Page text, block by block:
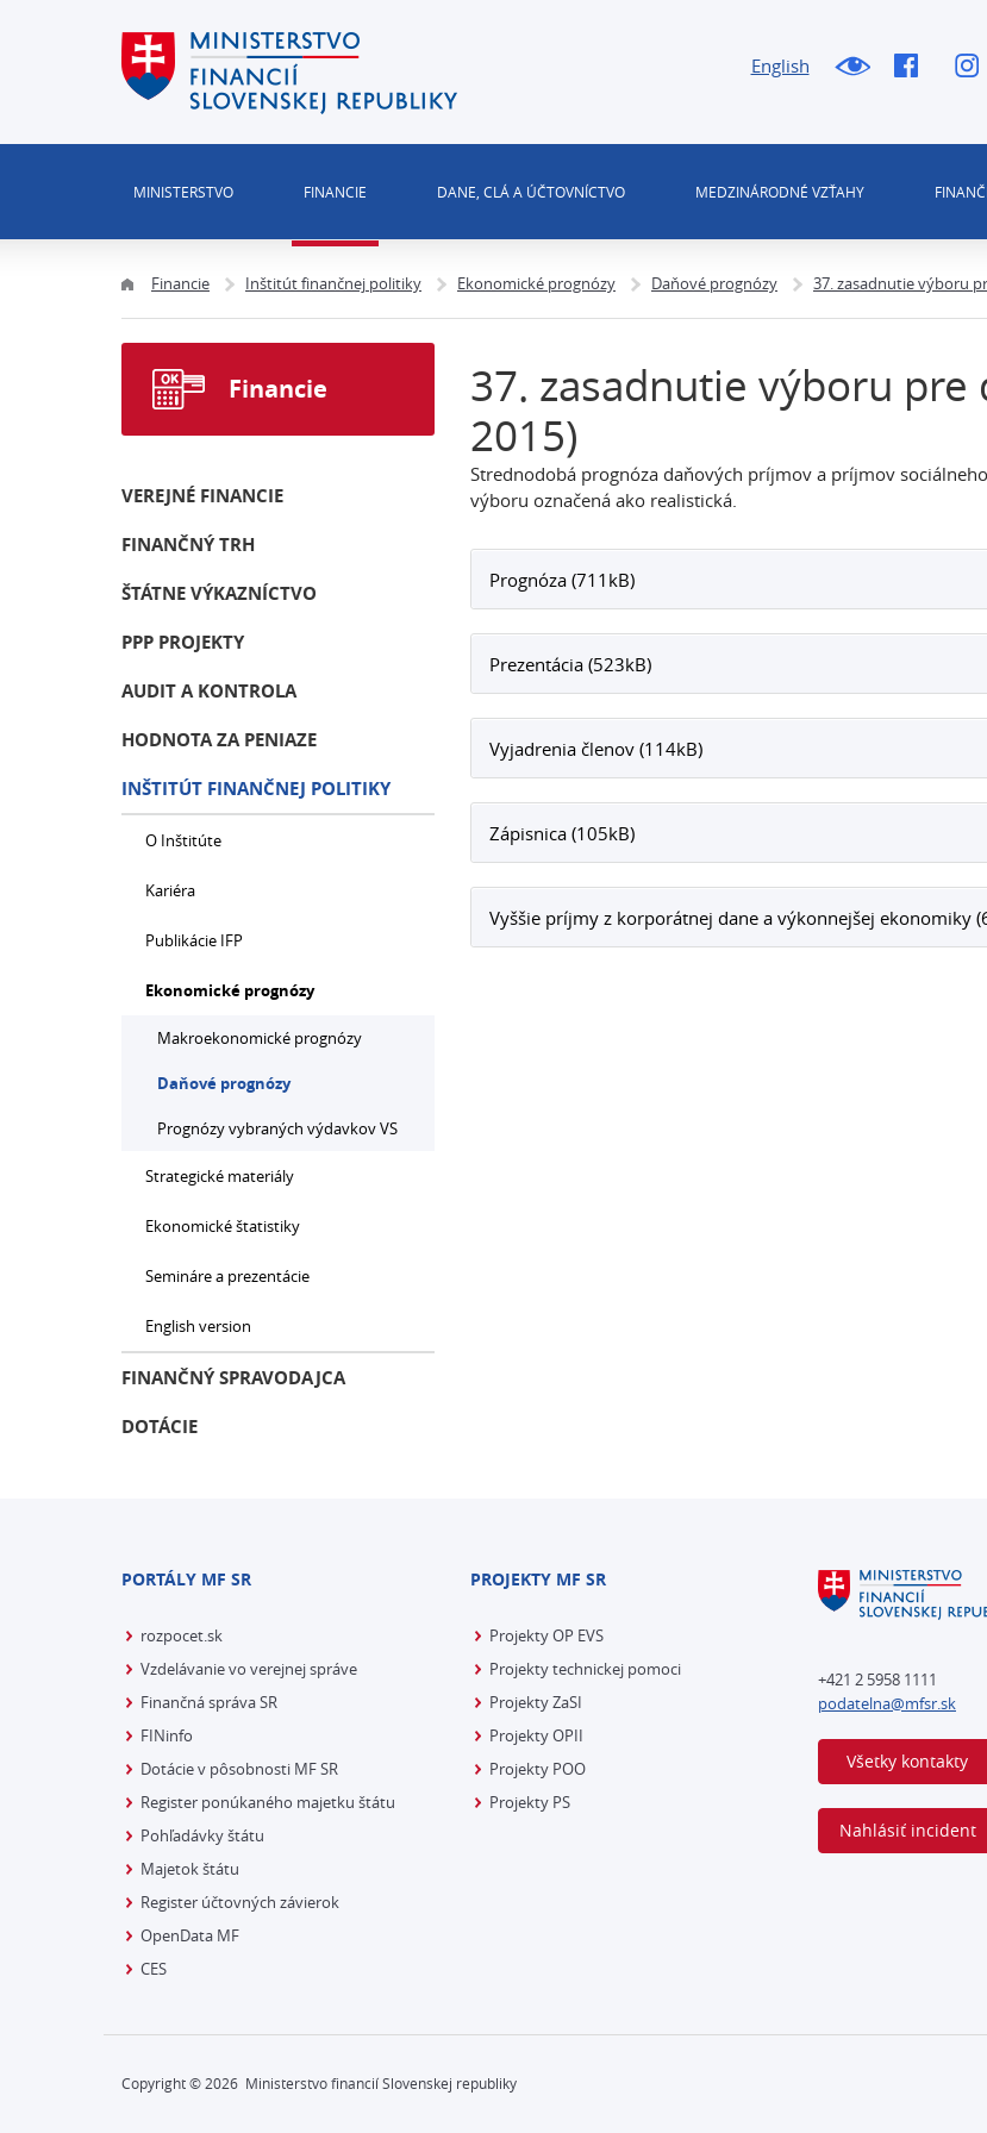
English
MINISTERSTVO FINANCIE DANE, CLÁ A ÚČTOVNÍCTVO MEDZINÁRODNÉ VZŤAHY
Financie Inštitút finančnej politiky Ekonomické prognózy Daňové prognózy 37. zasadnutie výboru
37. zasadnutie výboru pre
2015)
Strednodobá prognóza daňových príjmov a príjmov
výboru označená ako realistická.
Prognóza (711kB)
Prezentácia (523kB)
Vyjadrenia členov (114kB)
Zápisnica (105kB)
Vyššie príjmy z korporátnej dane a výkonnejšej ekonomiky
Financie
VEREJNÉ FINANCIE
FINANČNÝ TRH
ŠTÁTNE VÝKAZNÍCTVO
PPP PROJEKTY
AUDIT A KONTROLA
HODNOTA ZA PENIAZE
INŠTITÚT FINANČNEJ POLITIKY
O Inštitúte
Kariéra
Publikácie IFP
Ekonomické prognózy
Makroekonomické prognózy
Daňové prognózy
Prognózy vybraných výdavkov VS
Strategické materiály
Ekonomické štatistiky
Semináre a prezentácie
English version
FINANČNÝ SPRAVODAJCA
DOTÁCIE
PORTÁLY MF SR
rozpocet.sk
Vzdelávanie vo verejnej správe
Finančná správa SR
FINinfo
Dotácie v pôsobnosti MF SR
Register ponúkaného majetku štátu
Pohľadávky štátu
Majetok štátu
Register účtovných závierok
OpenData MF
CES
PROJEKTY MF SR
Projekty OP EVS
Projekty technickej pomoci
Projekty ZaSI
Projekty OPII
Projekty POO
Projekty PS
+421 2 5958 1111
podatelna@mfsr.sk
Všetky kontakty
Nahlásiť incident
Copyright © 2026 Ministerstvo financií Slovenskej republiky